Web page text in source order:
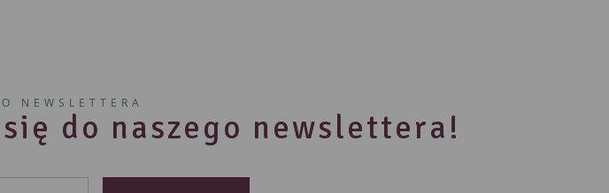
NEWSLETTERA
do naszego newslettera!